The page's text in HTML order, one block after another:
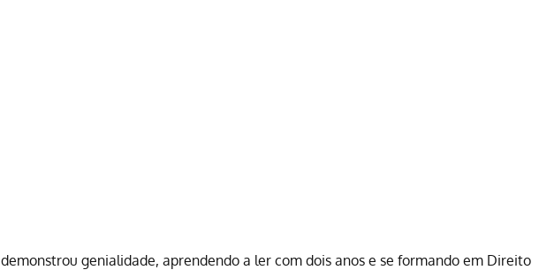
demonstrou genialidade, aprendendo a ler com dois anos e se formando em Direito